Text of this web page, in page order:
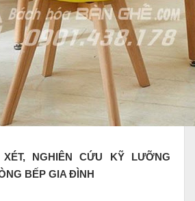
NGHIÊN CỨU KỸ LƯỠNG
BẾP GIA ĐÌNH